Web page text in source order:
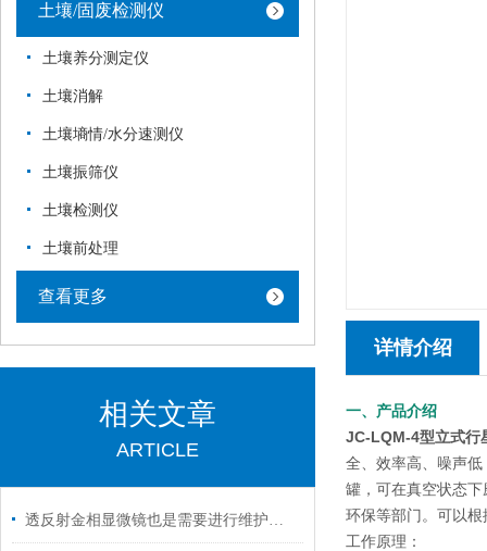
土壤/固废检测仪
土壤养分测定仪
土壤消解
土壤墒情/水分速测仪
土壤振筛仪
土壤检测仪
土壤前处理
查看更多
相关文章
ARTICLE
透反射金相显微镜也是需要进行维护保养的
详情介绍
一、产品介绍
JC-LQM-4型立式行
全、效率高、噪声
罐，可在真空状态下
环保等部门。可以
工作原理：